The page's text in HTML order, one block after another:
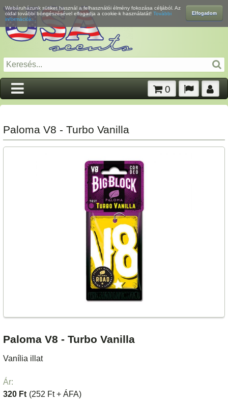
Elfogadom
Webáruházunk sütiket használ a felhasználói élmény fokozása céljából. Az
oldal további böngészésével elfogadja a cookie-k használatát! További
információk...
0
Paloma V8 - Turbo Vanilla
Paloma V8 - Turbo Vanilla
Vanília illat
Ár:
320 Ft (252 Ft + ÁFA)